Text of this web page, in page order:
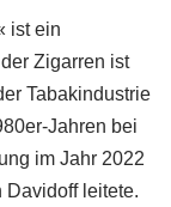
ist ein
Zigarren ist
Tabakindustrie
Jahren bei
im Jahr 2022
leitete.